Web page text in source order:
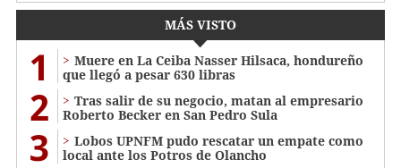
MÁS VISTO
1
Muere en La Ceiba Nasser Hilsaca, hondureño
que llegó a pesar 630 libras
2
Tras salir de su negocio, matan al empresario
Roberto Becker en San Pedro Sula
3
Lobos UPNFM pudo rescatar un empate como
local ante los Potros de Olancho